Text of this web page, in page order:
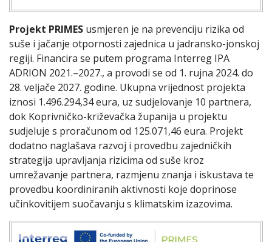
Projekt PRIMES usmjeren je na prevenciju rizika od
suše i jačanje otpornosti zajednica u jadransko-jonskoj
regiji. Financira se putem programa Interreg IPA
ADRION 2021.–2027., a provodi se od 1. rujna 2024. do
28. veljače 2027. godine. Ukupna vrijednost projekta
iznosi 1.496.294,34 eura, uz sudjelovanje 10 partnera,
dok Koprivničko-križevačka županija u projektu
sudjeluje s proračunom od 125.071,46 eura. Projekt
dodatno naglašava razvoj i provedbu zajedničkih
strategija upravljanja rizicima od suše kroz
umrežavanje partnera, razmjenu znanja i iskustava te
provedbu koordiniranih aktivnosti koje doprinose
učinkovitijem suočavanju s klimatskim izazovima.